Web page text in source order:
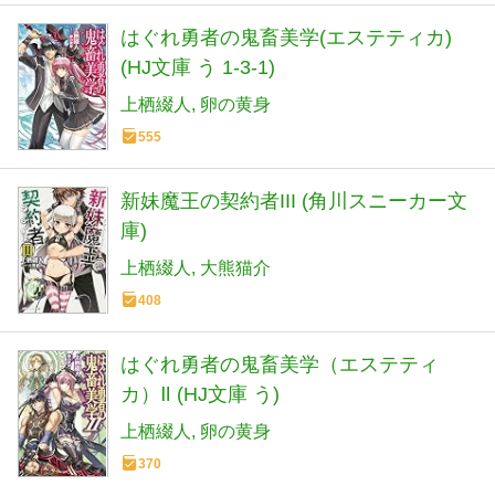
はぐれ勇者の鬼畜美学(エステティカ)
(HJ文庫 う 1-3-1)
上栖綴人 卵の黄身
555
新妹魔王の契約者III (角川スニーカー文
庫)
上栖綴人 大熊猫介
408
はぐれ勇者の鬼畜美学（エステティ
カ）Ⅱ (HJ文庫 う)
上栖綴人 卵の黄身
370